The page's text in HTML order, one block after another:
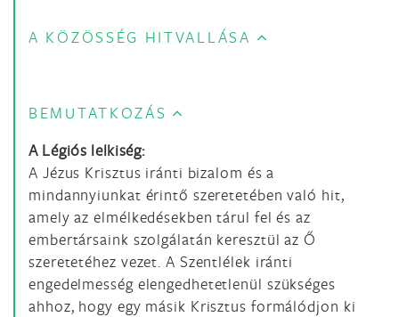
A KÖZÖSSÉG HITVALLÁSA
BEMUTATKOZÁS
A Légiós lelkiség:
A Jézus Krisztus iránti bizalom és a
mindannyiunkat érintő szeretetében való hit,
amely az elmélkedésekben tárul fel és az
embertársaink szolgálatán keresztül az Ő
szeretetéhez vezet. A Szentlélek iránti
engedelmesség elengedhetetlenül szükséges
ahhoz, hogy egy másik Krisztus formálódjon ki